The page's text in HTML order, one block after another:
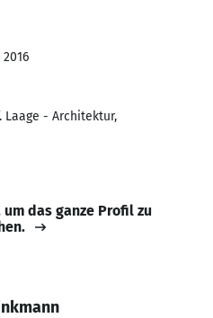
Laage - Architektur,
um das ganze Profil zu